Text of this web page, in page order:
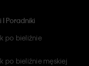
I Poradniki
po bieliźnie
po bieliźnie męskiej